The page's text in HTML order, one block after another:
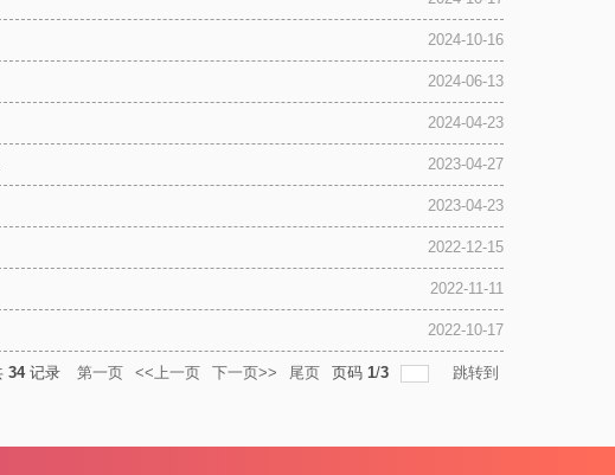
2024-10-16
2024-06-13
2024-04-23
2023-04-27
2023-04-23
2022-12-15
2022-11-11
2022-10-17
34记录 第一页 <<上一页 下一页>> 尾页 页码 1/3 跳转到